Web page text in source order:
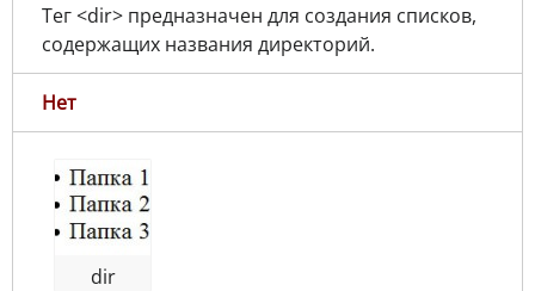
Тег <dir> предназначен для создания списков,
содержащих названия директорий.
Нет
dir